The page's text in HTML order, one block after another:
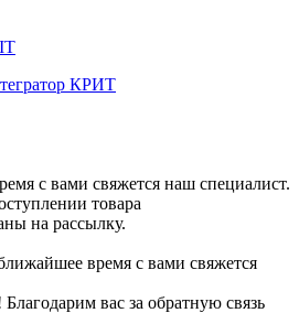
КРИТ
с вами свяжется наш специалист.
товара
на рассылку.
время с вами свяжется
Благодарим вас за обратную связь